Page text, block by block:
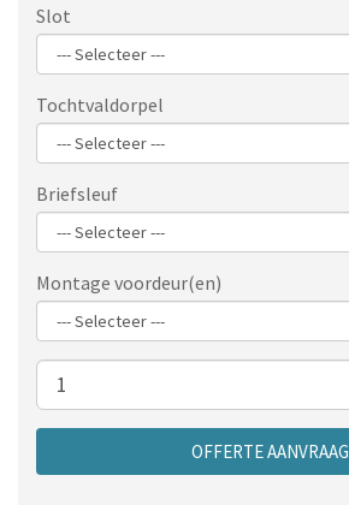
Slot
Tochtvaldorpel
Briefsleuf
Montage voordeur(en)
Aantal
OFFERTE AANVRAAG